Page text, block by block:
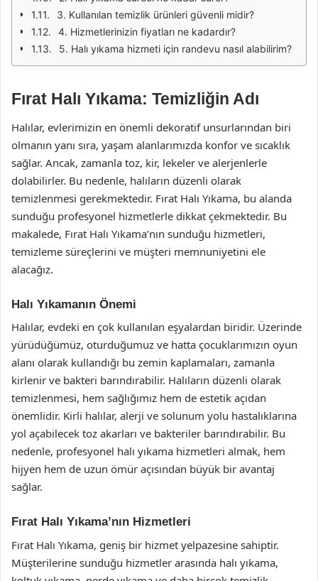
3. Kullanılan temizlik ürünleri güvenli midir?
4. Hizmetlerinizin fiyatları ne kadardır?
5. Halı yıkama hizmeti için randevu nasıl alabilirim?
Fırat Halı Yıkama: Temizliğin Adı
Halılar, evlerimizin en önemli dekoratif unsurlarından biri
olmanın yanı sıra, yaşam alanlarımızda konfor ve sıcaklık
sağlar. Ancak, zamanla toz, kir, lekeler ve alerjenlerle
dolabilirler. Bu nedenle, halıların düzenli olarak
temizlenmesi gerekmektedir. Fırat Halı Yıkama, bu alanda
sunduğu profesyonel hizmetlerle dikkat çekmektedir. Bu
makalede, Fırat Halı Yıkama’nın sunduğu hizmetleri,
temizleme süreçlerini ve müşteri memnuniyetini ele
alacağız.
Halı Yıkamanın Önemi
Halılar, evdeki en çok kullanılan eşyalardan biridir. Üzerinde
yürüdüğümüz, oturduğumuz ve hatta çocuklarımızın oyun
alanı olarak kullandığı bu zemin kaplamaları, zamanla
kirlenir ve bakteri barındırabilir. Halıların düzenli olarak
temizlenmesi, hem sağlığımız hem de estetik açıdan
önemlidir. Kirli halılar, alerji ve solunum yolu hastalıklarına
yol açabilecek toz akarları ve bakteriler barındırabilir. Bu
nedenle, profesyonel halı yıkama hizmetleri almak, hem
hijyen hem de uzun ömür açısından büyük bir avantaj
sağlar.
Fırat Halı Yıkama’nın Hizmetleri
Fırat Halı Yıkama, geniş bir hizmet yelpazesine sahiptir.
Müşterilerine sunduğu hizmetler arasında halı yıkama,